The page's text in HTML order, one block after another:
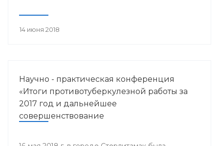
14 июня 2018
Научно - практическая конференция
«Итоги противотуберкулезной работы за
2017 год и дальнейшее
совершенствование